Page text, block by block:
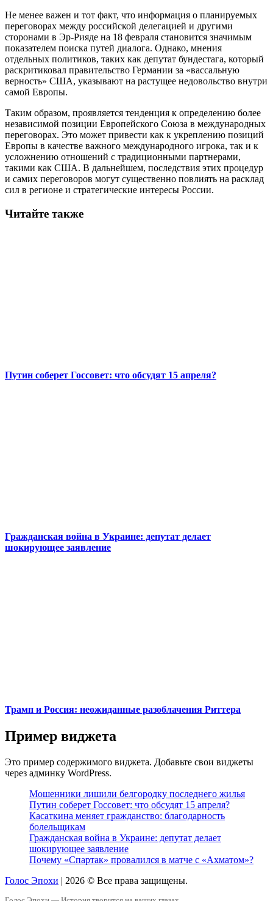
Не менее важен и тот факт, что информация о планируемых
переговорах между российской делегацией и другими
сторонами в Эр-Рияде на 18 февраля становится значимым
показателем поиска путей диалога. Однако, мнения
отдельных политиков, таких как депутат бундестага, который
раскритиковал правительство Германии за «вассальную
верность» США, указывают на растущее недовольство внутри
самой Европы.
Таким образом, проявляется тенденция к определению более
независимой позиции Европейского Союза в международных
переговорах. Это может привести как к укреплению позиций
Европы в качестве важного международного игрока, так и к
усложнению отношений с традиционными партнерами,
такими как США. В дальнейшем, последствия этих процедур
и самих переговоров могут существенно повлиять на расклад
сил в регионе и стратегические интересы России.
Читайте также
Путин соберет Госсовет: что обсудят 15 апреля?
Гражданская война в Украине: депутат делает
шокирующее заявление
Трамп и Россия: неожиданные разоблачения Риттера
Пример виджета
Это пример содержимого виджета. Добавьте свои виджеты
через админку WordPress.
Мошенники лишили белгородку последнего жилья
Путин соберет Госсовет: что обсудят 15 апреля?
Касаткина меняет гражданство: благодарность
болельщикам
Гражданская война в Украине: депутат делает
шокирующее заявление
Почему «Спартак» провалился в матче с «Ахматом»?
Голос Эпохи | 2026 © Все права защищены.